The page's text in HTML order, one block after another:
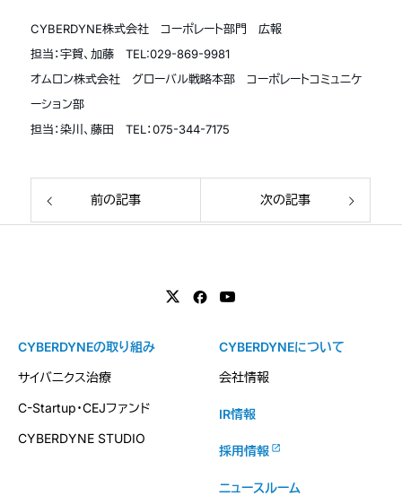
CYBERDYNE株式会社 コーポレート部門 広報
担当：宇賀、加藤 TEL:029-869-9981
オムロン株式会社 グローバル戦略本部 コーポレートコミュニケ
ーション部
担当：染川、藤田 TEL：075-344-7175
前の記事 次の記事
CYBERDYNEの取り組み
サイバニクス治療
C-Startup・CEJファンド
CYBERDYNE STUDIO
CYBERDYNEについて
会社情報
IR情報
採用情報
ニュースルーム